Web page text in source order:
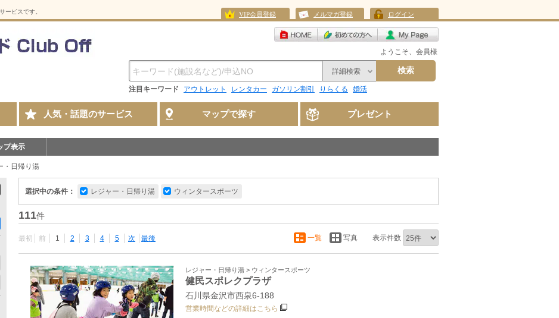
ービスです。 VIP会員登録 メルマガ登録 ログイン
ようこそ、会員様
詳細検索 検索
注目キーワード アウトレット レンタカー ガソリン割引 りらくる 婚活
人気・話題のサービス マップで探す プレゼント
プ表示
・日帰り湯
選択中の条件： レジャー・日帰り湯 ウィンタースポーツ
111件
最初 前 1 2 3 4 5 次 最後 一覧 写真 表示件数
レジャー・日帰り湯 > ウィンタースポーツ
健民スポレクプラザ
石川県金沢市西泉6-188
営業時間などの詳細はこちら